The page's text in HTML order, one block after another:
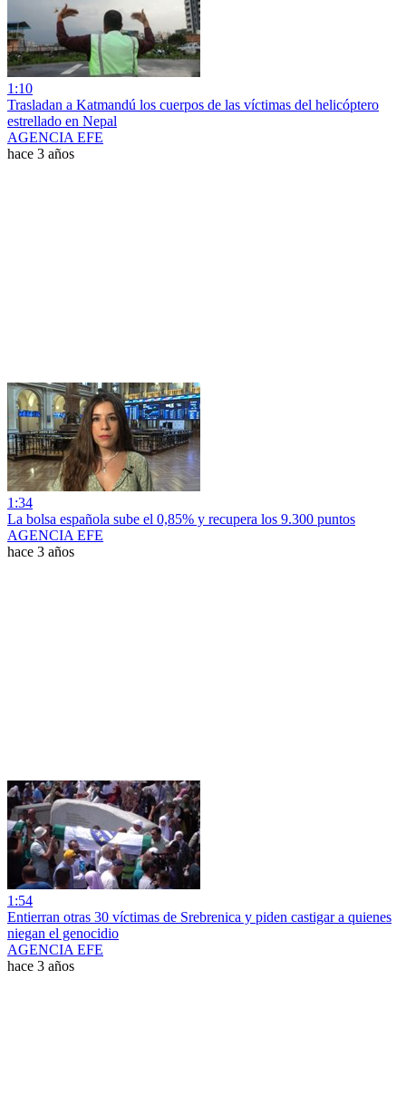
1:10
Trasladan a Katmandú los cuerpos de las víctimas del helicóptero
estrellado en Nepal
AGENCIA EFE
hace 3 años
1:34
La bolsa española sube el 0,85% y recupera los 9.300 puntos
AGENCIA EFE
hace 3 años
1:54
Entierran otras 30 víctimas de Srebrenica y piden castigar a quienes
niegan el genocidio
AGENCIA EFE
hace 3 años